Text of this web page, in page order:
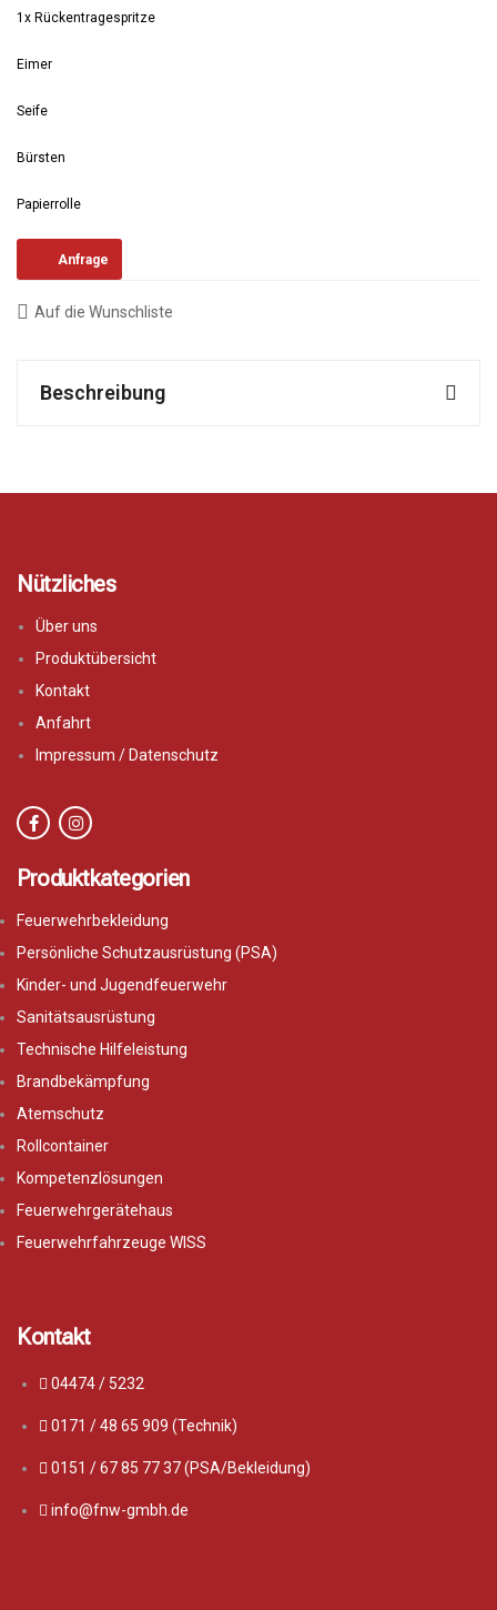
1x Rückentragespritze
Eimer
Seife
Bürsten
Papierrolle
Anfrage
Auf die Wunschliste
Beschreibung
Nützliches
Über uns
Produktübersicht
Kontakt
Anfahrt
Impressum / Datenschutz
Produktkategorien
Feuerwehrbekleidung
Persönliche Schutzausrüstung (PSA)
Kinder- und Jugendfeuerwehr
Sanitätsausrüstung
Technische Hilfeleistung
Brandbekämpfung
Atemschutz
Rollcontainer
Kompetenzlösungen
Feuerwehrgerätehaus
Feuerwehrfahrzeuge WISS
Kontakt
04474 / 5232
0171 / 48 65 909 (Technik)
0151 / 67 85 77 37 (PSA/Bekleidung)
info@fnw-gmbh.de